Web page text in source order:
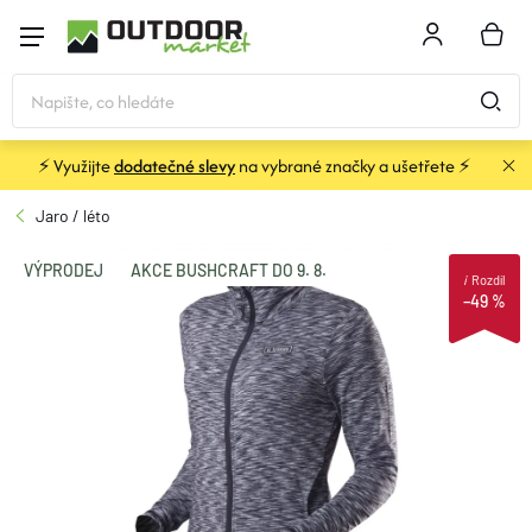
obsah
KOŠÍK
STANY
SPACÁKY
BATOHY A TAŠKY
⚡ Využijtedodatečné slevyna vybrané značky a ušetřete ⚡
Jaro / léto
VÝPRODEJ
AKCE BUSHCRAFT DO 9. 8.
–49 %
iRozdíl